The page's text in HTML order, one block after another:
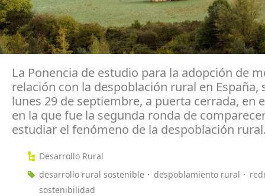
La Ponencia de estudio para la adopción de
relación con la despoblación rural en España,
lunes 29 de septiembre, a puerta cerrada, en
en la que fue la segunda ronda de
estudiar el fenómeno de la despoblación
Desarrollo Rural
desarrollo rural sostenible
despoblamiento rural
sostenibilidad